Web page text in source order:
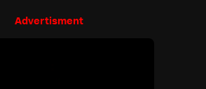
Advertisment